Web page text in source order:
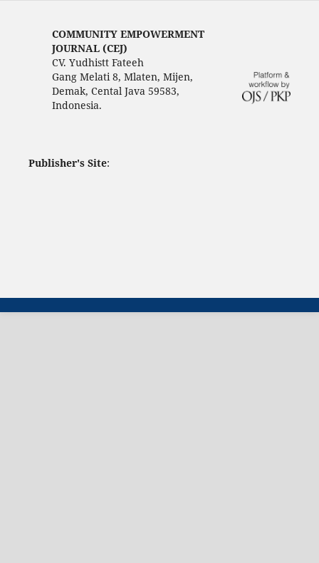
COMMUNITY EMPOWERMENT
JOURNAL (CEJ)
CV. Yudhistt Fateeh
Gang Melati 8, Mlaten, Mijen,
Demak, Cental Java 59583,
Indonesia.
Publisher's Site: